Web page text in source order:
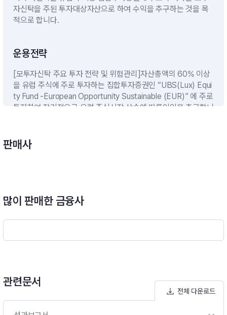
자신탁을 주된 투자대상자산으로 하여 수익을 추구하는 것을 목
적으로 합니다.
운용전략
[모투자신탁 주요 투자 전략 및 위험관리]자산총액의 60% 이상
을 유럽 주식에 주로 투자하는 집합투자증권인 “UBS(Lux) Equi
ty Fund -European Opportunity Sustainable (EUR)” 에 주로
투자하여 장기적으로 유럽 주식시장 상승에 따른이익을 추구합니
험관리](1) 모투자신탁에의 투자하나UBS 유럽 포커스 증권모투
자신탁[주식-재간접형]70% 이상 투자합니다.(2) 유동성자산(단
교지수(Benchmark) : MSCI Europe *95% + call 5%
판매사
많이 판매한 금융사
관련문서
전체 다운로드